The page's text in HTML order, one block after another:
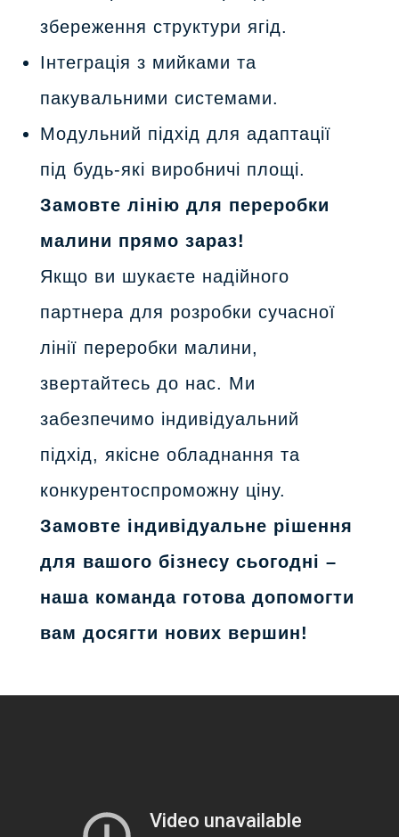
збереження структури ягід.
Інтеграція з мийками та
пакувальними системами.
Модульний підхід для адаптації
під будь-які виробничі площі.
Замовте лінію для переробки
малини прямо зараз!
Якщо ви шукаєте надійного
партнера для розробки сучасної
лінії переробки малини,
звертайтесь до нас. Ми
забезпечимо індивідуальний
підхід, якісне обладнання та
конкурентоспроможну ціну.
Замовте індивідуальне рішення
для вашого бізнесу сьогодні –
наша команда готова допомогти
вам досягти нових вершин!